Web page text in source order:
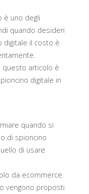
è uno degli
quando desideri
digitale il costo è
questo articolo è
digitale in
quando si
di spioncino
di usare
da ecommerce
vengono proposti